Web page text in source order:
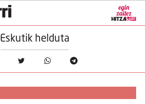
Eskutik helduta